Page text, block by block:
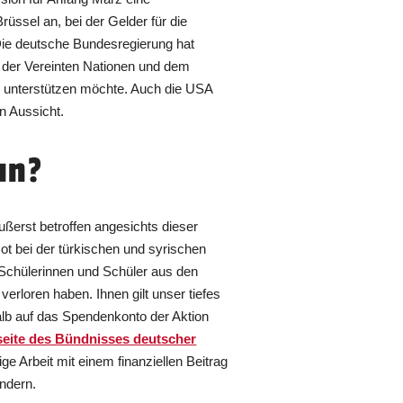
an, bei der Gelder für die
deutsche Bundesregierung hat
Vereinten Nationen und dem
möchte. Auch die USA
Aussicht.
betroffen angesichts dieser
bei der türkischen und syrischen
und Schüler aus den
haben. Ihnen gilt unser tiefes
auf das Spendenkonto der Aktion
des Bündnisses deutscher
Arbeit mit einem finanziellen Beitrag